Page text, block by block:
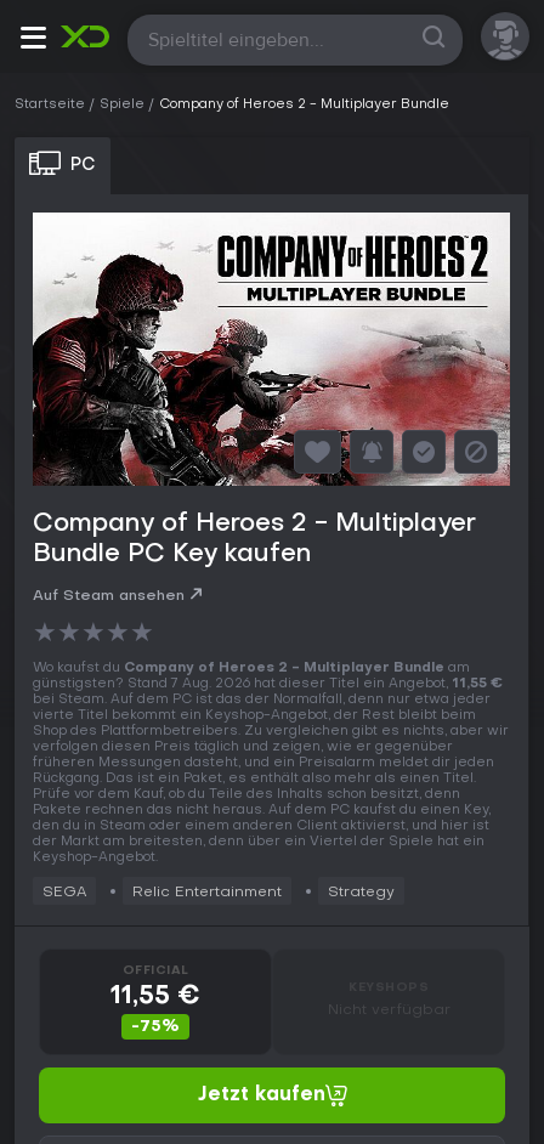
Alle
Startseite Spiele Company of Heroes 2 - Multiplayer Bundle
PC
Company of Heroes 2 - Multiplayer
Bundle PC Key kaufen
Auf Steam ansehen
★★★★★
Wo kaufst du Company of Heroes 2 - Multiplayer Bundle am
günstigsten? Stand 7 Aug. 2026 hat dieser Titel ein Angebot, 11,55 €
bei Steam. Auf dem PC ist das der Normalfall, denn nur etwa jeder
vierte Titel bekommt ein Keyshop-Angebot, der Rest bleibt beim
Shop des Plattformbetreibers. Zu vergleichen gibt es nichts, aber wir
verfolgen diesen Preis täglich und zeigen, wie er gegenüber
früheren Messungen dasteht, und ein Preisalarm meldet dir jeden
Rückgang. Das ist ein Paket, es enthält also mehr als einen Titel.
Prüfe vor dem Kauf, ob du Teile des Inhalts schon besitzt, denn
Pakete rechnen das nicht heraus. Auf dem PC kaufst du einen Key,
den du in Steam oder einem anderen Client aktivierst, und hier ist
der Markt am breitesten, denn über ein Viertel der Spiele hat ein
Keyshop-Angebot.
SEGA Relic Entertainment Strategy
OFFICIAL
11,55 €
-75%
Nicht verfügbar
Jetzt kaufen